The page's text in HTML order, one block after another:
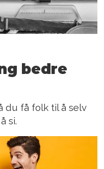
bedre
du få folk til å selv
si.